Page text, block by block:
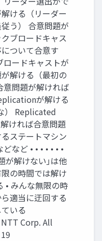
ける（リーダー
う） 合意問題が
ブロードキャス
ついて合意す
ロードキャストが
解ける（最初の
意問題が解ければ
が解ける
） Replicated
ければ合意問題
ステートマシン
など • • • • • • •
が解けない｣は他
の時間では解け
• みんな無限の時
適当に迂回する
いる
Corp. All